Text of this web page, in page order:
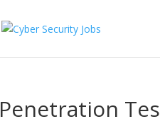
Penetration